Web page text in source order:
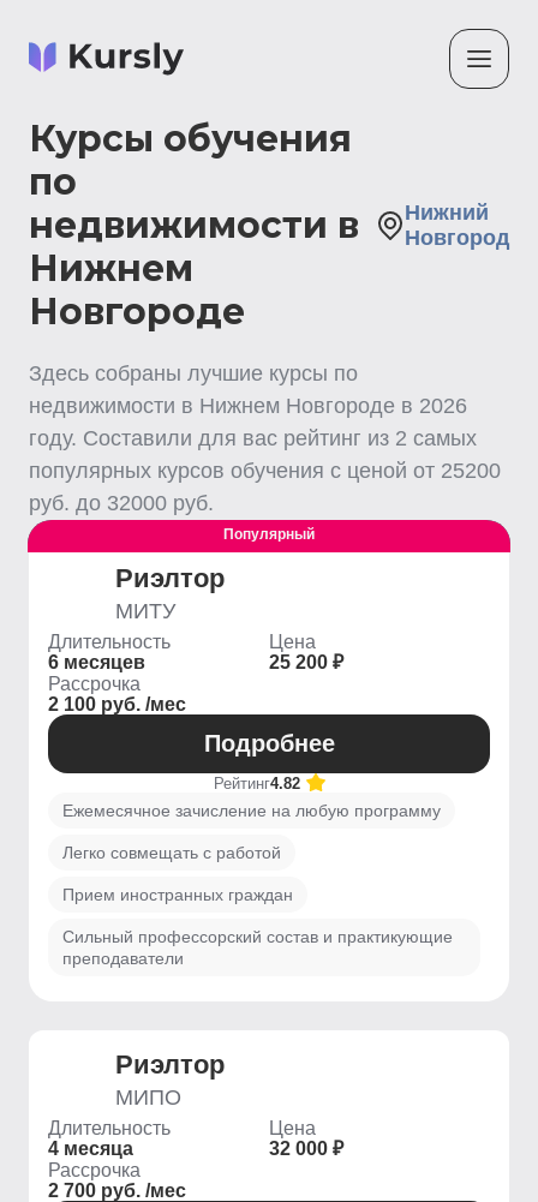
Курсы обучения
по
недвижимости в
Нижнем
Новгороде
Нижний
Новгород
Здесь собраны лучшие курсы по
недвижимости в Нижнем Новгороде в 2026
году. Составили для вас рейтинг из 2 самых
популярных курсов обучения с ценой от 25200
руб. до 32000 руб.
Выгодный
Популярный
Риэлтор
МИТУ
Длительность
6 месяцев
Цена
25 200 ₽
Рассрочка
2 100 руб. /мес
Подробнее
Рейтинг4.82
Ежемесячное зачисление на любую программу
Легко совмещать с работой
Прием иностранных граждан
Сильный профессорский состав и практикующие
преподаватели
Риэлтор
МИПО
Длительность
4 месяца
Цена
32 000 ₽
Рассрочка
2 700 руб. /мес